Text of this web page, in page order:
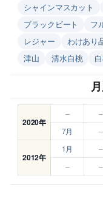
シャインマスカット
ブラックビート
フ
レジャー
わけあり
津山
清水白桃
2020年
– –
7月
–
2012年
1月 –
–
–